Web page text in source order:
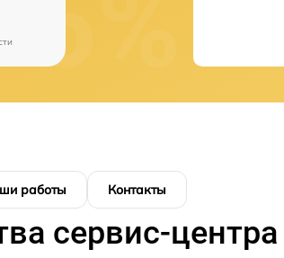
работы Контакты
сервис-центра